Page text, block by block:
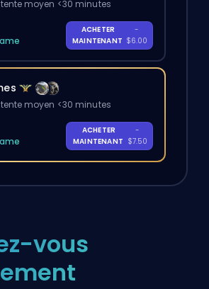
moyen <30 minutes
ACHETER
MAINTENANT
-
$6.00
moyen <30 minutes
ACHETER
MAINTENANT
-
$7.50
vous